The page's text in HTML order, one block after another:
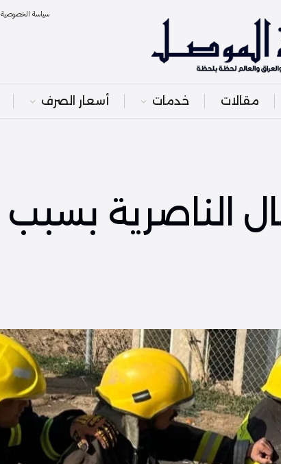
سياسة الخصوصية
مقالات خدمات أسعار الصرف
الناصرية بسبب